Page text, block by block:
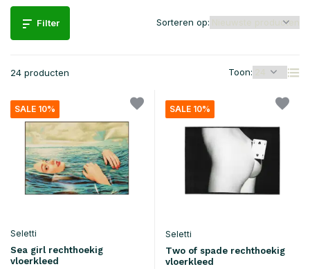
Filter
24 producten Toon:
Sorteren op:
SALE 10%
Seletti
Sea girl rechthoekig
vloerkleed
SALE 10%
Seletti
Two of spade rechthoekig
vloerkleed